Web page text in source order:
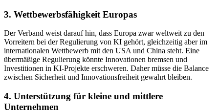
3. Wettbewerbsfähigkeit Europas
Der Verband weist darauf hin, dass Europa zwar weltweit zu den
Vorreitern bei der Regulierung von KI gehört, gleichzeitig aber im
internationalen Wettbewerb mit den USA und China steht. Eine
übermäßige Regulierung könnte Innovationen bremsen und
Investitionen in KI-Projekte erschweren. Daher müsse die Balance
zwischen Sicherheit und Innovationsfreiheit gewahrt bleiben.
4. Unterstützung für kleine und mittlere
Unternehmen